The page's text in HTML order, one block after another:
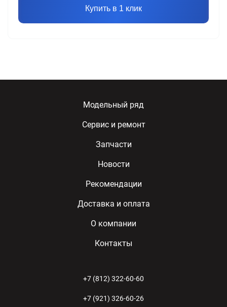
Купить в 1 клик
Модельный ряд
Сервис и ремонт
Запчасти
Новости
Рекомендации
Доставка и оплата
О компании
Контакты
+7 (812) 322-60-60
+7 (921) 326-60-26